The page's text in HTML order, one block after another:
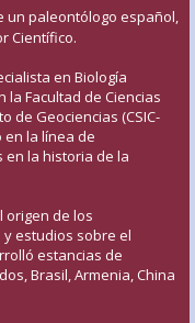
un paleontólogo español,
Científico.
en Biología
Facultad de Ciencias
de Geociencias (CSIC-
en la línea de
en la historia de la
origen de los
estudios sobre el
estancias de
Brasil, Armenia, China